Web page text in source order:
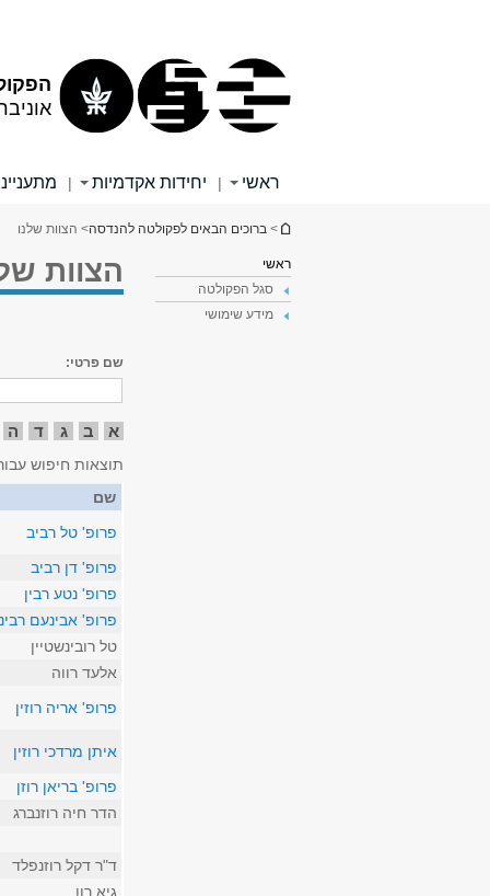
ראשי | יחידות אקדמיות |
הינך נמצא כאן
> ברוכים הבאים לפקולטה להנדסה> הצוות שלנו
ראשי
סגל הפקולטה
מידע שימושי
הצוות
שם פרטי:
א ב ג ד ה
תוצאות חיפוש
שם
פרופ' טל רביב
פרופ' דן רביב
פרופ' נטע רבין
פרופ' אבינעם
טל רובינשטיין
אלעד רווה
פרופ' אריה רוזין
איתן מרדכי רוזין
פרופ' בריאן רוזן
הדר חיה רוזנברג
ד"ר דקל רוזנפלד
גיא רון